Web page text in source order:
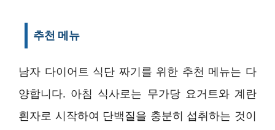
추천 메뉴
남자 다이어트 식단 짜기를 위한 추천 메뉴는 다
양합니다. 아침 식사로는 무가당 요거트와 계란
흰자로 시작하여 단백질을 충분히 섭취하는 것이